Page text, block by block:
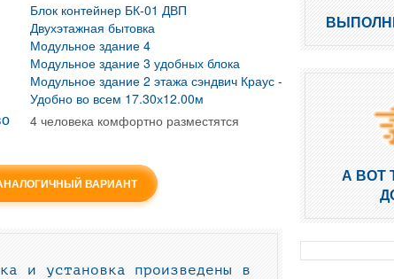
Блок контейнер БК-01 ДВП
Двухэтажная бытовка
Модульное здание 4
Модульное здание 3 удобных блока
Модульное здание 2 этажа сэндвич Краус -
Удобно во всем 17.30х12.00м
4 человека комфортно разместятся
ВАРИАНТ
и установка произведены в
А ВОТ